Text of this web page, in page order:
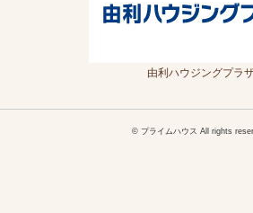
由利ハウジングプラ
© プライムハウス All rights